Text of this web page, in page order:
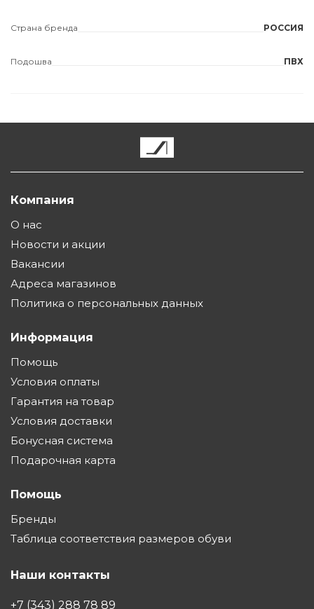
Страна бренда РОССИЯ
Подошва ПВХ
Компания
О нас
Новости и акции
Вакансии
Адреса магазинов
Политика о персональных данных
Информация
Помощь
Условия оплаты
Гарантия на товар
Условия доставки
Бонусная система
Подарочная карта
Помощь
Бренды
Таблица соответствия размеров обуви
Наши контакты
+7 (343) 288 78 89